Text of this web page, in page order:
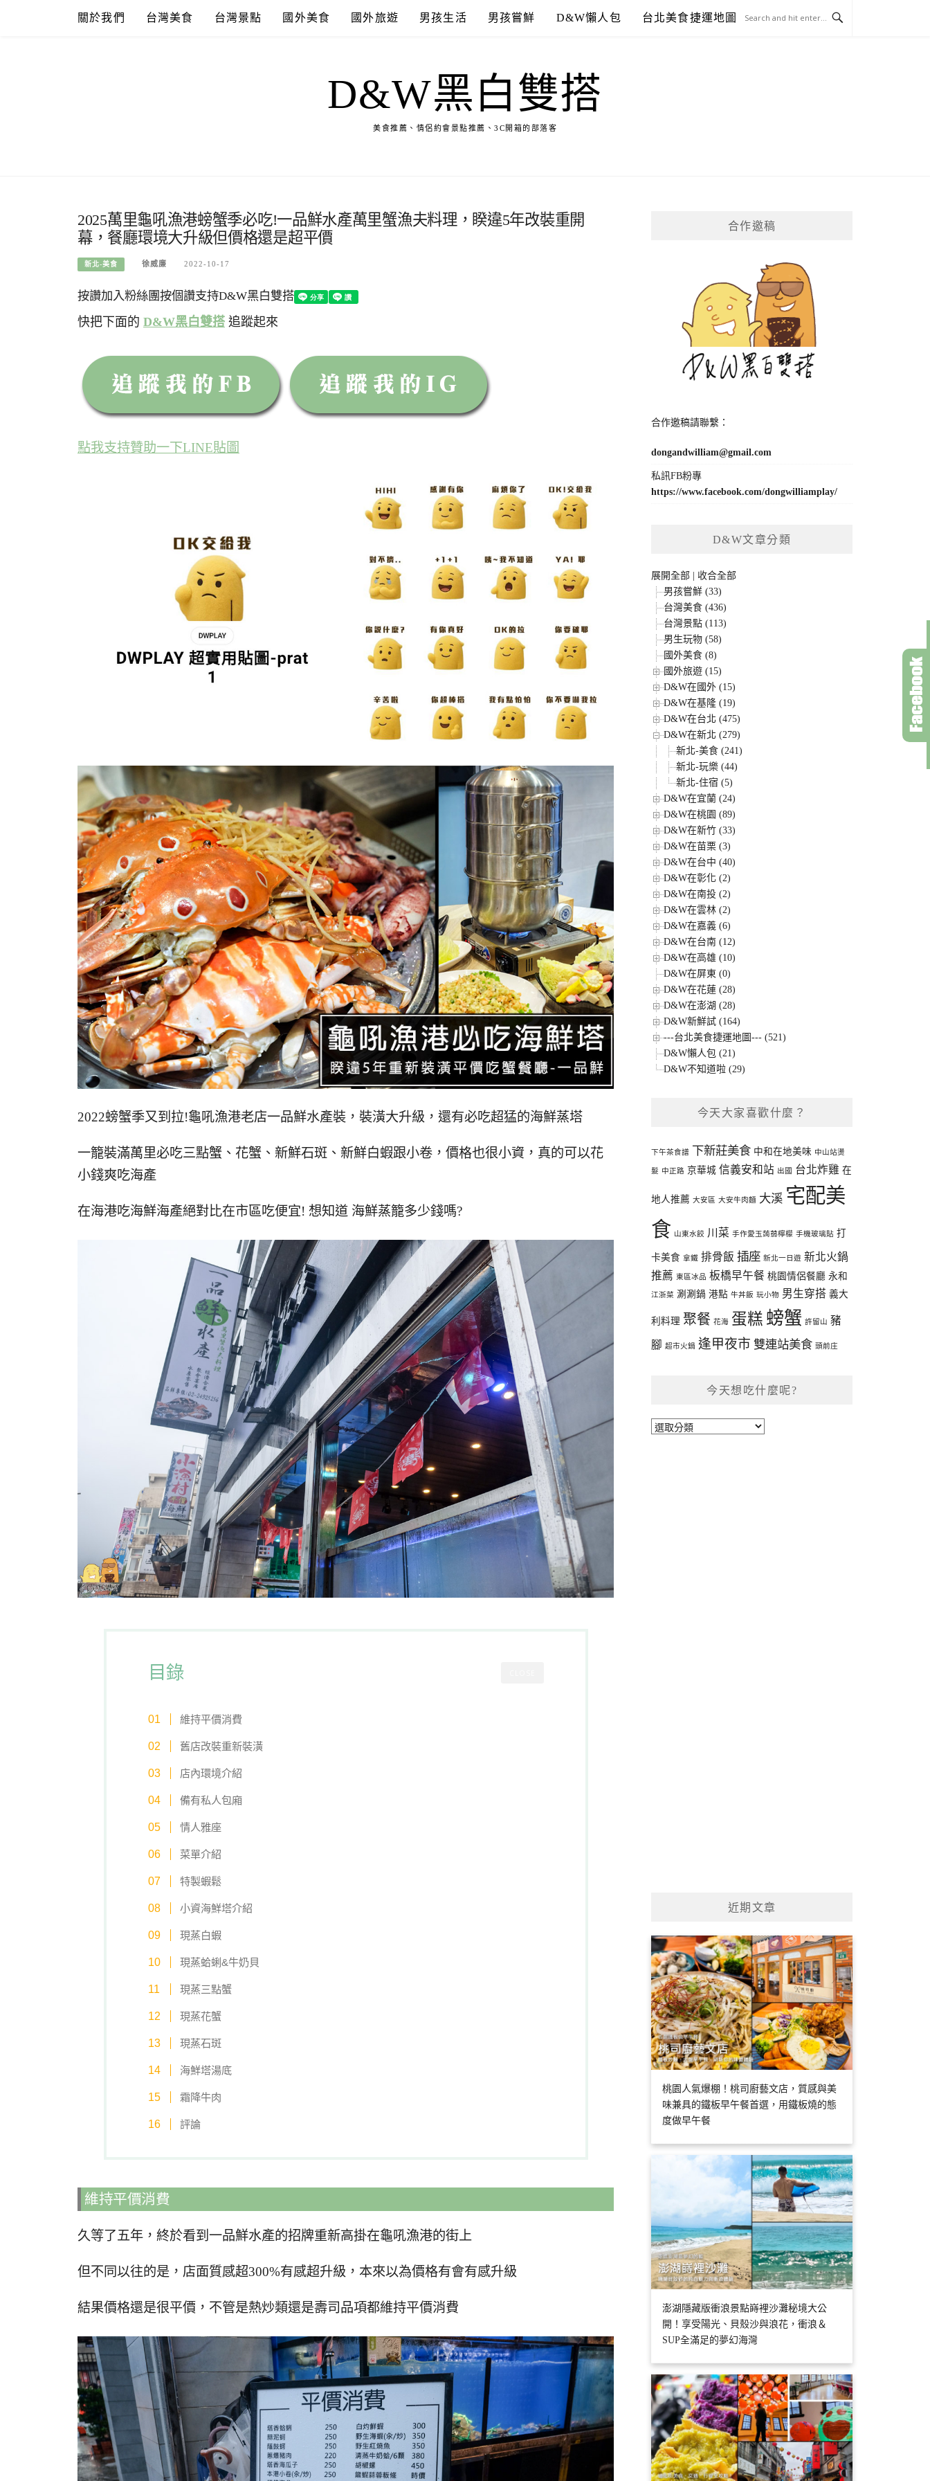
關於我們 台灣美食 台灣景點 國外美食 國外旅遊 男孩生活 男孩嘗鮮 D&W懶人包 台北美食捷運地圖
D&W黑白雙搭
美食推薦、情侶約會景點推薦、3C開箱的部落客
2025萬里龜吼漁港螃蟹季必吃!一品鮮水產萬里蟹漁夫料理，睽違5年改裝重開
幕，餐廳環境大升級但價格還是超平價
新北-美食 徐威廉 2022-10-17
按讚加入粉絲團按個讚支持D&W黑白雙搭
快把下面的 D&W黑白雙搭 追蹤起來
點我支持贊助一下LINE貼圖
2022螃蟹季又到拉!龜吼漁港老店一品鮮水產裝，裝潢大升級，還有必吃超猛的海鮮蒸塔
一籠裝滿萬里必吃三點蟹、花蟹、新鮮石斑、新鮮白蝦跟小卷，價格也很小資，真的可以花
小錢爽吃海產
在海港吃海鮮海產絕對比在市區吃便宜! 想知道 海鮮蒸籠多少錢嗎?
目錄
維持平價消費
舊店改裝重新裝潢
店內環境介紹
備有私人包廂
情人雅座
菜單介紹
特製蝦鬆
小資海鮮塔介紹
現蒸白蝦
現蒸蛤蜊&牛奶貝
現蒸三點蟹
現蒸花蟹
現蒸石斑
海鮮塔湯底
霜降牛肉
評論
維持平價消費
久等了五年，終於看到一品鮮水產的招牌重新高掛在龜吼漁港的街上
但不同以往的是，店面質感超300%有感超升級，本來以為價格有會有感升級
結果價格還是很平價，不管是熱炒類還是壽司品項都維持平價消費
合作邀稿
合作邀稿請聯繫：
dongandwilliam@gmail.com
私訊FB粉專
https://www.facebook.com/dongwilliamplay/
D&W文章分類
展開全部
收合全部
男孩嘗鮮 (33)
台灣美食 (436)
台灣景點 (113)
男生玩物 (58)
國外美食 (8)
國外旅遊 (15)
D&W在國外 (15)
D&W在基隆 (19)
D&W在台北 (475)
D&W在新北 (279)
新北-美食 (241)
新北-玩樂 (44)
新北-住宿 (5)
D&W在宜蘭 (24)
D&W在桃園 (89)
D&W在新竹 (33)
D&W在苗栗 (3)
D&W在台中 (40)
D&W在彰化 (2)
D&W在南投 (2)
D&W在雲林 (2)
D&W在嘉義 (6)
D&W在台南 (12)
D&W在高雄 (10)
D&W在屏東 (0)
D&W在花蓮 (28)
D&W在澎湖 (28)
D&W新鮮試 (164)
---台北美食捷運地圖--- (521)
D&W懶人包 (21)
D&W不知道啦 (29)
今天大家喜歡什麼？
下午茶食譜 下新莊美食 中和在地美味 中山站燙
髮 中正路 京華城 信義安和站 出國 台北炸雞 在
地人推薦 大安區 大安牛肉麵 大溪 宅配美
食 山東水餃 川菜 手作愛玉蒟蒻檸檬 手機玻璃貼 打
卡美食 拿鐵 排骨飯 插座 新北一日遊 新北火鍋
推薦 東區冰品 板橋早午餐 桃園情侶餐廳 永和
江浙菜 涮涮鍋 港點 牛丼飯 玩小物 男生穿搭 義大
利料理 聚餐 花海 蛋糕 螃蟹 許留山 豬
腳 超市火鍋 逢甲夜市 雙連站美食 頭前庄
今天想吃什麼呢?
今
近期文章
桃園人氣爆棚！桃司廚藝文店，質感與美
味兼具的鐵板早午餐首選，用鐵板燒的態
度做早午餐
澎湖隱藏版衝浪景點嵵裡沙灘秘境大公
開！享受陽光、貝殼沙與浪花，衝浪＆
SUP全滿足的夢幻海灣